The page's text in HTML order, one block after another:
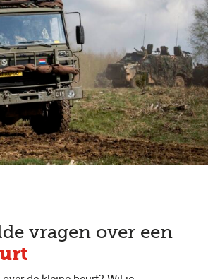
vragen over een